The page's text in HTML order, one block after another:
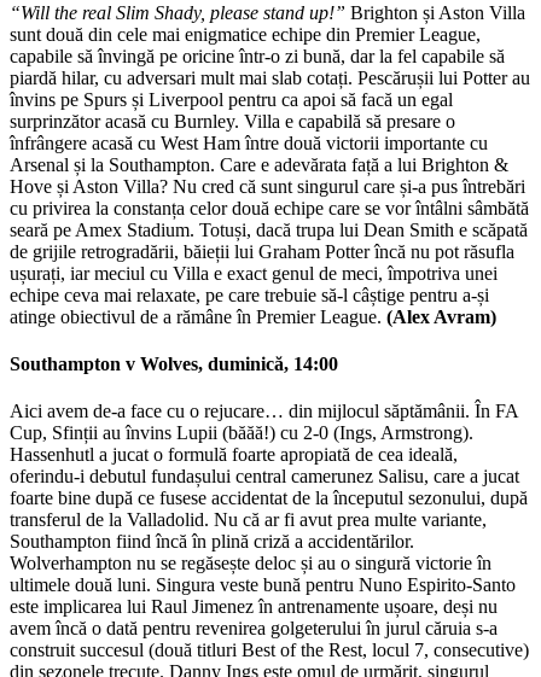
“Will the real Slim Shady, please stand up!” Brighton și Aston Villa
sunt două din cele mai enigmatice echipe din Premier League,
capabile să învingă pe oricine într-o zi bună, dar la fel capabile să
piardă hilar, cu adversari mult mai slab cotați. Pescărușii lui Potter au
învins pe Spurs și Liverpool pentru ca apoi să facă un egal
surprinzător acasă cu Burnley. Villa e capabilă să presare o
înfrângere acasă cu West Ham între două victorii importante cu
Arsenal și la Southampton. Care e adevărata față a lui Brighton &
Hove și Aston Villa? Nu cred că sunt singurul care și-a pus întrebări
cu privirea la constanța celor două echipe care se vor întâlni sâmbătă
seară pe Amex Stadium. Totuși, dacă trupa lui Dean Smith e scăpată
de grijile retrogradării, băieții lui Graham Potter încă nu pot răsufla
ușurați, iar meciul cu Villa e exact genul de meci, împotriva unei
echipe ceva mai relaxate, pe care trebuie să-l câștige pentru a-și
atinge obiectivul de a rămâne în Premier League. (Alex Avram)
Southampton v Wolves, duminică, 14:00
Aici avem de-a face cu o rejucare… din mijlocul săptămânii. În FA
Cup, Sfinții au învins Lupii (băăă!) cu 2-0 (Ings, Armstrong).
Hassenhutl a jucat o formulă foarte apropiată de cea ideală,
oferindu-i debutul fundașului central camerunez Salisu, care a jucat
foarte bine după ce fusese accidentat de la începutul sezonului, după
transferul de la Valladolid. Nu că ar fi avut prea multe variante,
Southampton fiind încă în plină criză a accidentărilor.
Wolverhampton nu se regăsește deloc și au o singură victorie în
ultimele două luni. Singura veste bună pentru Nuno Espirito-Santo
este implicarea lui Raul Jimenez în antrenamente ușoare, deși nu
avem încă o dată pentru revenirea golgeterului în jurul căruia s-a
construit succesul (două titluri Best of the Rest, locul 7, consecutive)
din sezonele trecute. Danny Ings este omul de urmărit, singurul